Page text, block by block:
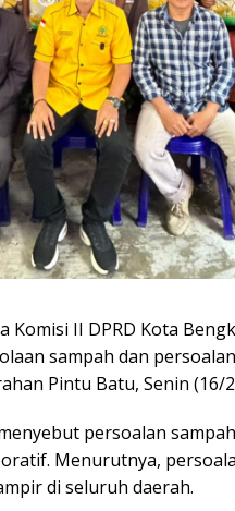
Komisi II DPRD Kota
sampah dan
Pintu Batu, Senin (16/
persoalan
Menurutnya,
di seluruh daerah.